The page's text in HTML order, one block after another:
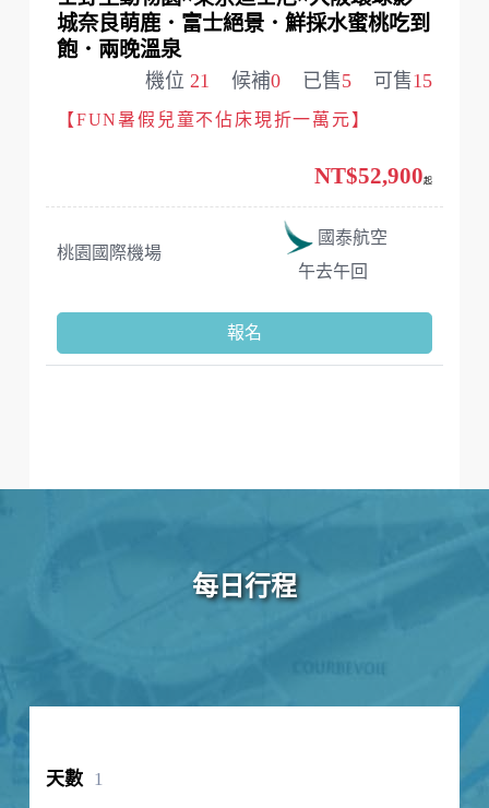
每日行程
1
城奈良萌鹿．富士絕景．鮮採水蜜桃吃到
飽．兩晚溫泉
機位 21 候補0 已售5 可售15
【FUN暑假兒童不佔床現折一萬元】
桃園國際機場
國泰航空
午去午回
NT$52,900起
報名